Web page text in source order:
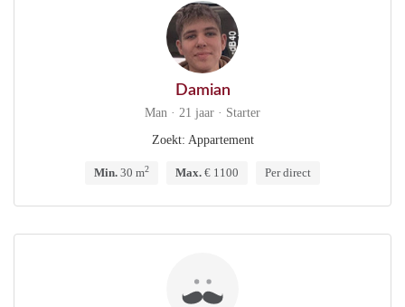
Damian
Man · 21 jaar · Starter
Zoekt: Appartement
Min. 30 m2 Max. € 1100 Per direct